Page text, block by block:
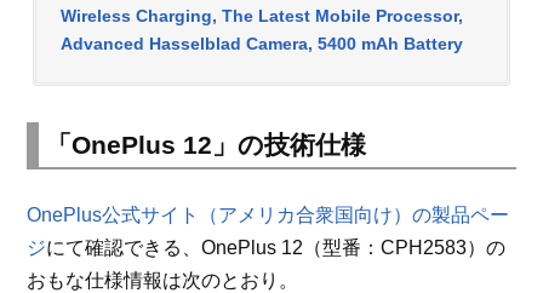
Wireless Charging, The Latest Mobile Processor,
Advanced Hasselblad Camera, 5400 mAh Battery
「OnePlus 12」の技術仕様
OnePlus公式サイト（アメリカ合衆国向け）の製品ペー
ジにて確認できる、OnePlus 12（型番：CPH2583）の
おもな仕様情報は次のとおり。